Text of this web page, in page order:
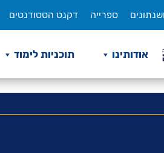
ספרייה דקנט הסטודנטים
אודותינו תוכניות לימוד